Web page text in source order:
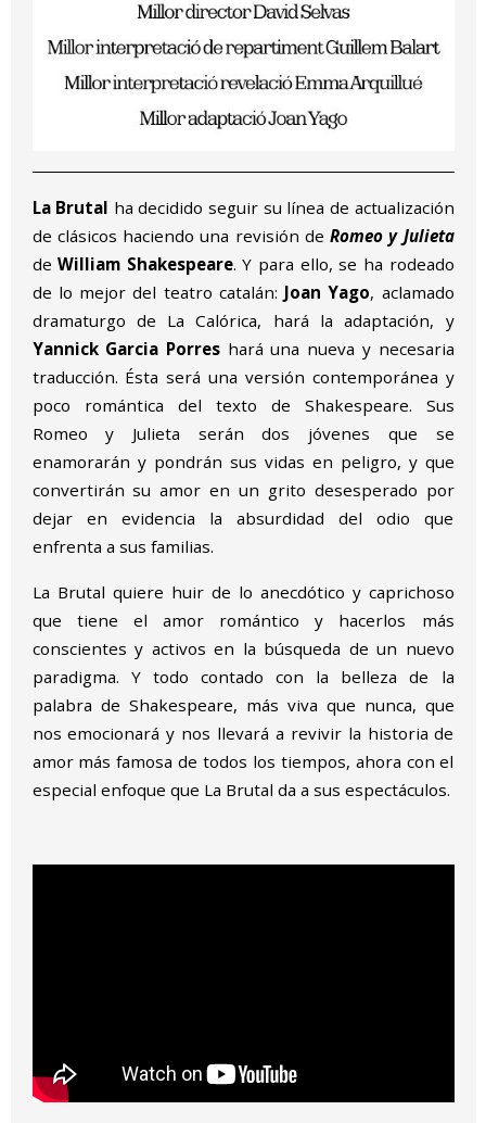
La Brutal ha decidido seguir su línea de actualización
de clásicos haciendo una revisión de Romeo y Julieta
deWilliam Shakespeare. Y para ello, se ha rodeado
de lo mejor del teatro catalán: Joan Yago, aclamado
dramaturgo de La Calórica, hará la adaptación, y
Yannick Garcia Porreshará una nueva y necesaria
traducción. Ésta será una versión contemporánea y
poco romántica del texto de Shakespeare. Sus
Romeo y Julieta serán dos jóvenes que se
enamorarán y pondrán sus vidas en peligro, y que
convertirán su amor en un grito desesperado por
dejar en evidencia la absurdidad del odio que
enfrenta a sus familias.
La Brutal quiere huir de lo anecdótico y caprichoso
que tiene el amor romántico y hacerlos más
conscientes y activos en la búsqueda de un nuevo
paradigma. Y todo contado con la belleza de la
palabra de Shakespeare, más viva que nunca, que
nos emocionará y nos llevará a revivir la historia de
amor más famosa de todos los tiempos, ahora con el
especial enfoque que La Brutal da a sus espectáculos.